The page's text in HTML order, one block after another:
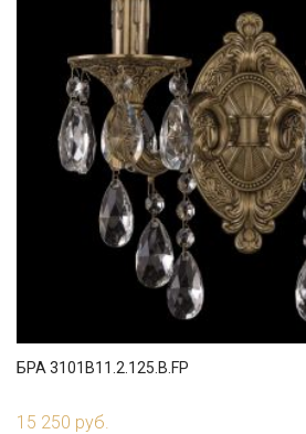
БРА 3101B11.2.125.B.FP
15 250 руб.